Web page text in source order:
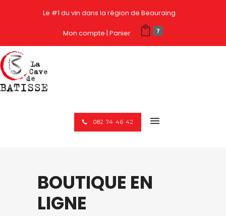
Le #1 du vin dans la région de Beauraing
Mon compte Panier 7
082 74 46 42
BOUTIQUE EN
LIGNE